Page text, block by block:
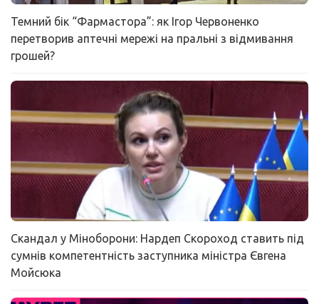
Темний бік “Фармастора”: як Ігор Червоненко
перетворив аптечні мережі на пральні з відмивання
грошей?
Скандал у Міноборони: Нардеп Скороход ставить під
сумнів компетентність заступника міністра Євгена
Мойсюка